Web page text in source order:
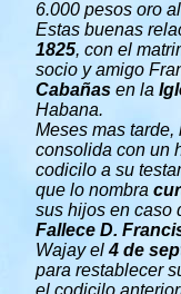
6.000 pesos oro
Estas buenas
1825, con el
socio y amigo
Cabañas en la
Habana.
Meses mas
consolida con un
codicilo a su
que lo nombra
sus hijos en caso
Fallece D.
Wajay el4 de
para restablecer
el codicilo